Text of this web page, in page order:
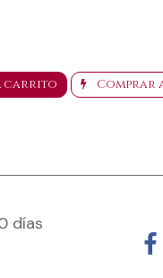
carrito Comprar
días